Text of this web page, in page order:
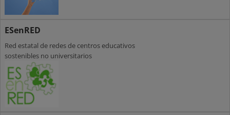
ESenRED
Red estatal de redes de centros educativos
sostenibles no universitarios